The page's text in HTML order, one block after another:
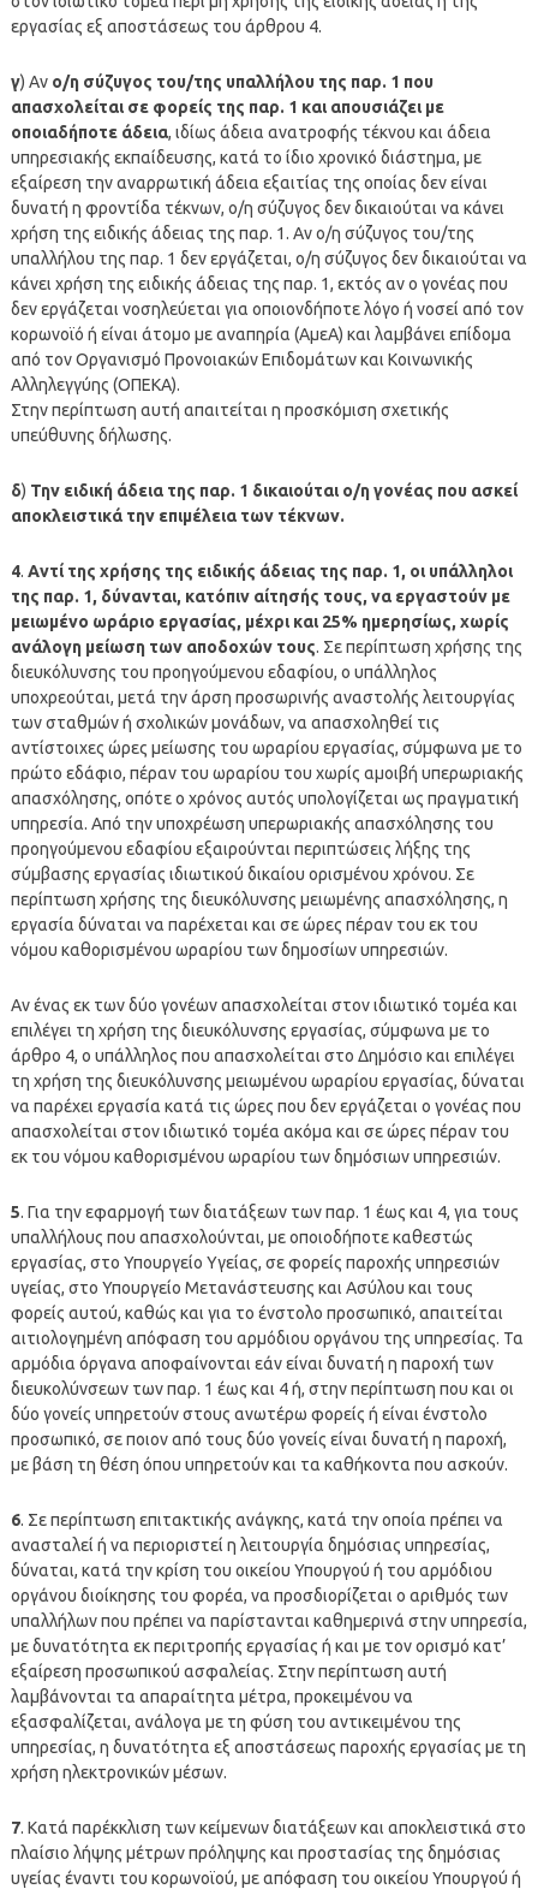
εργασίας εξ αποστάσεως του άρθρου 4.
γ) Αν ο/η σύζυγος του/της υπαλλήλου της παρ. 1 που
απασχολείται σε φορείς της παρ. 1 και απουσιάζει με
οποιαδήποτε άδεια, ιδίως άδεια ανατροφής τέκνου και άδεια
υπηρεσιακής εκπαίδευσης, κατά το ίδιο χρονικό διάστημα, με
εξαίρεση την αναρρωτική άδεια εξαιτίας της οποίας δεν είναι
δυνατή η φροντίδα τέκνων, ο/η σύζυγος δεν δικαιούται να κάνει
χρήση της ειδικής άδειας της παρ. 1. Αν ο/η σύζυγος του/της
υπαλλήλου της παρ. 1 δεν εργάζεται, ο/η σύζυγος δεν δικαιούται να
κάνει χρήση της ειδικής άδειας της παρ. 1, εκτός αν ο γονέας που
δεν εργάζεται νοσηλεύεται για οποιονδήποτε λόγο ή νοσεί από τον
κορωνοϊό ή είναι άτομο με αναπηρία (ΑμεΑ) και λαμβάνει επίδομα
από τον Οργανισμό Προνοιακών Επιδομάτων και Κοινωνικής
Αλληλεγγύης (ΟΠΕΚΑ).
Στην περίπτωση αυτή απαιτείται η προσκόμιση σχετικής
υπεύθυνης δήλωσης.
δ) Την ειδική άδεια της παρ. 1 δικαιούται ο/η γονέας που ασκεί
αποκλειστικά την επιμέλεια των τέκνων.
4. Αντί της χρήσης της ειδικής άδειας της παρ. 1, οι υπάλληλοι
της παρ. 1, δύνανται, κατόπιν αίτησής τους, να εργαστούν με
μειωμένο ωράριο εργασίας, μέχρι και 25% ημερησίως, χωρίς
ανάλογη μείωση των αποδοχών τους. Σε περίπτωση χρήσης της
διευκόλυνσης του προηγούμενου εδαφίου, ο υπάλληλος
υποχρεούται, μετά την άρση προσωρινής αναστολής λειτουργίας
των σταθμών ή σχολικών μονάδων, να απασχοληθεί τις
αντίστοιχες ώρες μείωσης του ωραρίου εργασίας, σύμφωνα με το
πρώτο εδάφιο, πέραν του ωραρίου του χωρίς αμοιβή υπερωριακής
απασχόλησης, οπότε ο χρόνος αυτός υπολογίζεται ως πραγματική
υπηρεσία. Από την υποχρέωση υπερωριακής απασχόλησης του
προηγούμενου εδαφίου εξαιρούνται περιπτώσεις λήξης της
σύμβασης εργασίας ιδιωτικού δικαίου ορισμένου χρόνου. Σε
περίπτωση χρήσης της διευκόλυνσης μειωμένης απασχόλησης, η
εργασία δύναται να παρέχεται και σε ώρες πέραν του εκ του
νόμου καθορισμένου ωραρίου των δημοσίων υπηρεσιών.
Αν ένας εκ των δύο γονέων απασχολείται στον ιδιωτικό τομέα και
επιλέγει τη χρήση της διευκόλυνσης εργασίας, σύμφωνα με το
άρθρο 4, ο υπάλληλος που απασχολείται στο Δημόσιο και επιλέγει
τη χρήση της διευκόλυνσης μειωμένου ωραρίου εργασίας, δύναται
να παρέχει εργασία κατά τις ώρες που δεν εργάζεται ο γονέας που
απασχολείται στον ιδιωτικό τομέα ακόμα και σε ώρες πέραν του
εκ του νόμου καθορισμένου ωραρίου των δημόσιων υπηρεσιών.
5. Για την εφαρμογή των διατάξεων των παρ. 1 έως και 4, για τους
υπαλλήλους που απασχολούνται, με οποιοδήποτε καθεστώς
εργασίας, στο Υπουργείο Υγείας, σε φορείς παροχής υπηρεσιών
υγείας, στο Υπουργείο Μετανάστευσης και Ασύλου και τους
φορείς αυτού, καθώς και για το ένστολο προσωπικό, απαιτείται
αιτιολογημένη απόφαση του αρμόδιου οργάνου της υπηρεσίας. Τα
αρμόδια όργανα αποφαίνονται εάν είναι δυνατή η παροχή των
διευκολύνσεων των παρ. 1 έως και 4 ή, στην περίπτωση που και οι
δύο γονείς υπηρετούν στους ανωτέρω φορείς ή είναι ένστολο
προσωπικό, σε ποιον από τους δύο γονείς είναι δυνατή η παροχή,
με βάση τη θέση όπου υπηρετούν και τα καθήκοντα που ασκούν.
6. Σε περίπτωση επιτακτικής ανάγκης, κατά την οποία πρέπει να
ανασταλεί ή να περιοριστεί η λειτουργία δημόσιας υπηρεσίας,
δύναται, κατά την κρίση του οικείου Υπουργού ή του αρμόδιου
οργάνου διοίκησης του φορέα, να προσδιορίζεται ο αριθμός των
υπαλλήλων που πρέπει να παρίστανται καθημερινά στην υπηρεσία,
με δυνατότητα εκ περιτροπής εργασίας ή και με τον ορισμό κατ’
εξαίρεση προσωπικού ασφαλείας. Στην περίπτωση αυτή
λαμβάνονται τα απαραίτητα μέτρα, προκειμένου να
εξασφαλίζεται, ανάλογα με τη φύση του αντικειμένου της
υπηρεσίας, η δυνατότητα εξ αποστάσεως παροχής εργασίας με τη
χρήση ηλεκτρονικών μέσων.
7. Κατά παρέκκλιση των κείμενων διατάξεων και αποκλειστικά στο
πλαίσιο λήψης μέτρων πρόληψης και προστασίας της δημόσιας
υγείας έναντι του κορωνοϊού, με απόφαση του οικείου Υπουργού ή